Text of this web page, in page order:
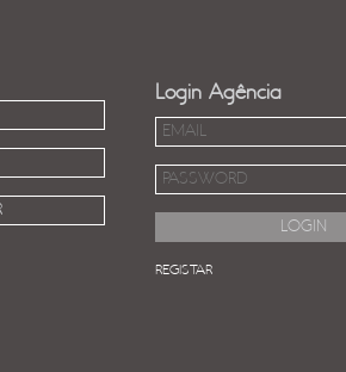
Login Agência
REGISTAR